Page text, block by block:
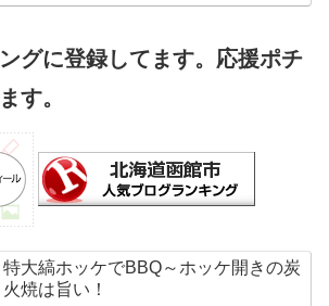
グに登録してます。応援ポチ
す。
特大縞ホッケでBBQ～ホッケ開きの炭
火焼は旨い！